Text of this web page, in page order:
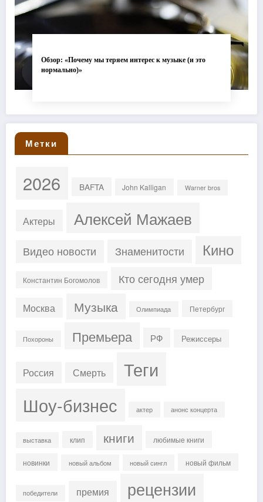
Обзор: «Почему мы теряем интерес к музыке (и это
нормально)»
Метки
2026 BAFTA John Kalligan Warner bros
Актеры Алексей Мажаев
Видео новости Знаменитости Кино
Константин Богомолов Кто сегодня умер
Москва Музыка Олимпиада Петербург
Похороны Премьера РФ Режиссеры
Россия Смерть Теги
Шоу-бизнес актер анонс концерта
выставка клип книги любимые книги
новинки новый альбом новый сингл новый фильм
победители премия рецензии